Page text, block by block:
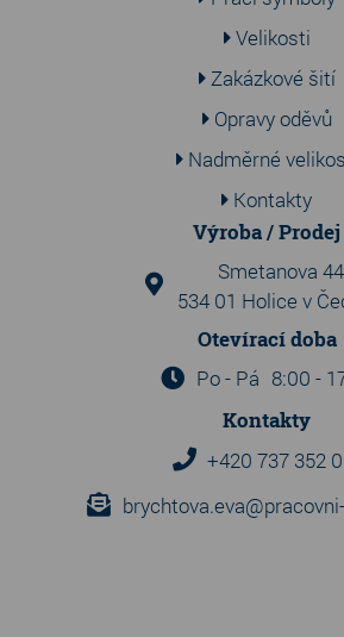
Velikosti
Zakázkové šití
Opravy oděvů
Nadměrné
Kontakty
Výroba / Prodej
Smetanova
534 01 Holice v
Otevírací doba
Po - Pá 8:00 -
Kontakty
+420 737 352